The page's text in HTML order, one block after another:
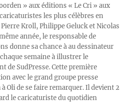
» aux éditions « Le Cri » aux
les plus célèbres en
Kroll, Philippe Geluck et Nicolas
année, le responsable de
donne sa chance à au dessinateur
semaine à illustrer le
de SudPresse. Cette première
avec le grand groupe presse
Oli de se faire remarquer. Il devient 2
le caricaturiste du quotidien